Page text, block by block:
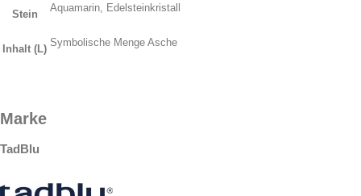
Stein
Aquamarin, Edelsteinkristall
Inhalt (L)
Symbolische Menge Asche
Marke
TadBlu